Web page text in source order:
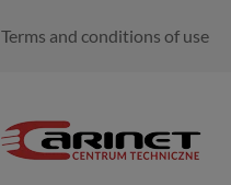
Terms and conditions of use